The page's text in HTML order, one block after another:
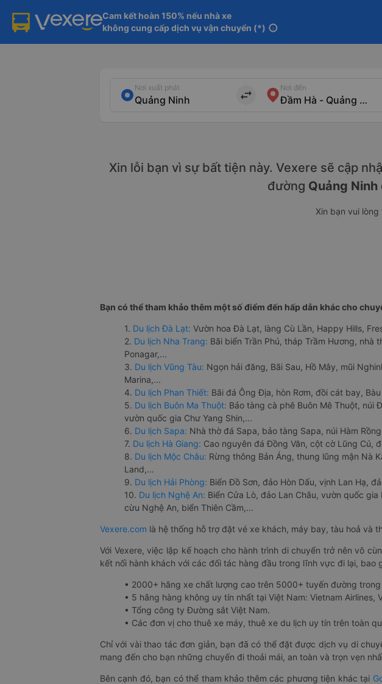
Cam kết hoàn 150% nếu nhà xe
không cung cấp dịch vụ vận chuyển (*) info
Nơi xuất phát
import_export
Nơi đến
Xin lỗi bạn vì sự bất tiện này. Vexere sẽ cập
đường Quảng
Xin bạn vui
Bạn có thể tham khảo thêm một số điểm đến hấp dẫn khác cho
1. Du lịch Đà Lạt: Vườn hoa Đà Lạt, làng Cù Lần, Happy Hills,
2. Du lịch Nha Trang: Bãi biển Trần Phú, tháp Trầm Hương, nhà
Ponagar,...
3. Du lịch Vũng Tàu: Ngọn hải đăng, Bãi Sau, Hồ Mây, mũi
Marina,...
4. Du lịch Phan Thiết: Bãi đá Ông Địa, hòn Rơm, đồi cát bay,
5. Du lịch Buôn Ma Thuột: Bảo tàng cà phê Buôn Mê Thuột, núi
vườn quốc gia Chư Yang Shin,...
6. Du lịch Sapa: Nhà thờ đá Sapa, bảo tàng Sapa, núi Hàm
7. Du lịch Hà Giang: Cao nguyên đá Đồng Văn, cột cờ Lũng Cú,
8. Du lịch Mộc Châu: Rừng thông Bản Áng, thung lũng mận Nà
Land,...
9. Du lịch Hải Phòng: Biển Đồ Sơn, đảo Hòn Dấu, vịnh Lan Hạ,
10. Du lịch Nghệ An: Biển Cửa Lò, đảo Lan Châu, vườn quốc
cừu Nghệ An, biển Thiên Cầm,...
Vexere.com là hệ thống hỗ trợ đặt vé xe khách, máy bay, tàu hoả và
Với Vexere, việc lập kế hoạch cho hành trình di chuyển trở nên vô
kết nối hành khách với các đối tác hàng đầu trong lĩnh vực đi lại, bao
• 2000+ hãng xe chất lượng cao trên 5000+ tuyến đường
• 5 hãng hàng không uy tín nhất tại Việt Nam: Vietnam Airlines,
• Tổng công ty Đường sắt Việt Nam.
• Các đơn vị cho thuê xe máy, thuê xe du lịch uy tín trên toàn
Chỉ với vài thao tác đơn giản, bạn đã có thể đặt được dịch vụ di
mang đến cho bạn những chuyến đi thoải mái, an toàn và trọn vẹn
Bên cạnh đó, bạn có thể tham khảo thêm các phương tiện khác tại